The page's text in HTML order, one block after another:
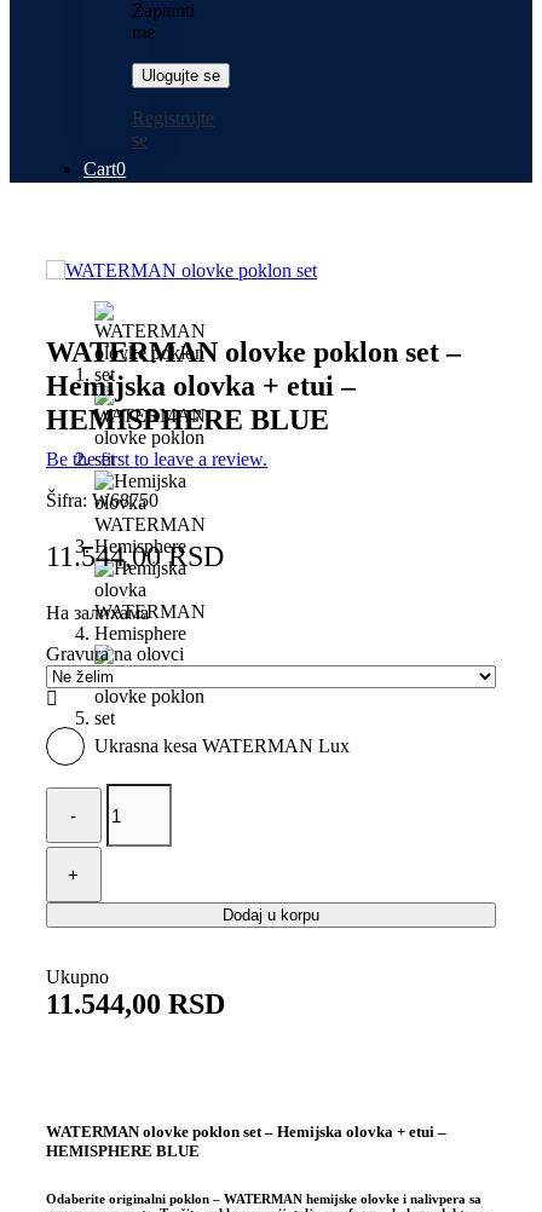
Zapamti
me
Registrujte
se
Cart0
Next
WATERMAN olovke poklon set –
Hemijska olovka + etui –
HEMISPHERE BLUE
Be the first to leave a review.
Šifra: W68750
11.544,00RSD
На залихама
Gravura na olovci

Ukrasna kesa WATERMAN Lux
WATERMAN
olovke
-
HEMISPHERE
BLUE
Dodaj u korpu
Ukupno
11.544,00 RSD
WATERMAN olovke poklon set – Hemijska olovka + etui –
HEMISPHERE BLUE
Odaberite originalni poklon – WATERMAN hemijske olovke i nalivpera sa